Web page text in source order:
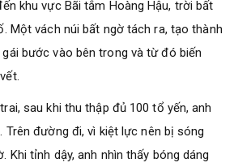
khu vực Bãi tắm Hoàng Hậu, trời bất
Một vách núi bất ngờ tách ra, tạo thành
bước vào bên trong và từ đó biến
sau khi thu thập đủ 100 tổ yến, anh
Trên đường đi, vì kiệt lực nên bị sóng
Khi tỉnh dậy, anh nhìn thấy bóng dáng